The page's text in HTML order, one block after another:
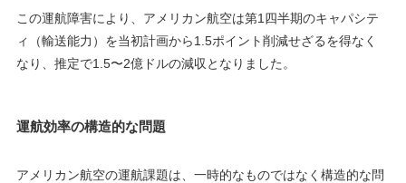
この運航障害により、アメリカン航空は第1四半期のキャパシテ
ィ（輸送能力）を当初計画から1.5ポイント削減せざるを得なく
なり、推定で1.5〜2億ドルの減収となりました。
運航効率の構造的な問題
アメリカン航空の運航課題は、一時的なものではなく構造的な問